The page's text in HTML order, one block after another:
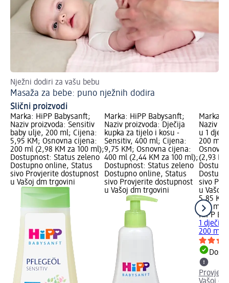
Nježni dodiri za vašu bebu
Masaža za bebe: puno nježnih dodira
Slični proizvodi
Marka: HiPP Babysanft;
Naziv proizvoda: Sensitiv
baby ulje, 200 ml; Cijena:
5,95 KM; Osnovna cijena:
200 ml (2,98 KM za 100 ml);
Dostupnost: Status zeleno
Dostupno online, Status
sivo Provjerite dostupnost
u Vašoj dm trgovini
Marka: HiPP Babysanft;
Naziv proizvoda: Dječija
kupka za tijelo i kosu -
Sensitiv, 400 ml; Cijena:
9,75 KM; Osnovna cijena:
400 ml (2,44 KM za 100 ml);
Dostupnost: Status zeleno
Dostupno online, Status
sivo Provjerite dostupnost
u Vašoj dm trgovini
Marka:
Naziv
u 1
200 ml;
(2,93
sivo
u Vašoj
5,85 KM
200 ml
HiPP
1 dječiji
200 ml